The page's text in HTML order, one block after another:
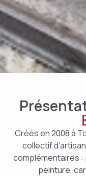
Créés en 2008 à
collectif
complémentaires
peinture,